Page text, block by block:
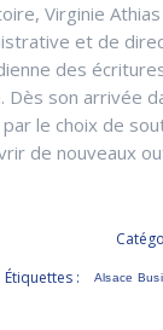
Virginie
et de
des
Dès son arrivée
le choix de
de nouveaux
Étiquettes :
Alsace